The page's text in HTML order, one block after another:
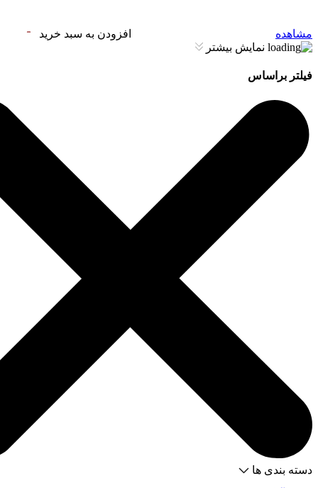
مشاهده
افزودن به سبد خرید
نمایش بیشتر
فیلتر براساس
دسته بندی ها